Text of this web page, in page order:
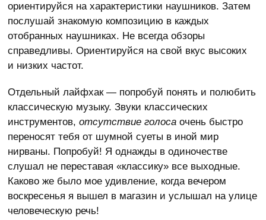
ориентируйся на характеристики наушников. Затем
послушай знакомую композицию в каждых
отобранных наушниках. Не всегда обзоры
справедливы. Ориентируйся на свой вкус высоких
и низких частот.
Отдельный лайфхак — попробуй понять и полюбить
классическую музыку. Звуки классических
инструментов,отсутствие голоса очень быстро
переносят тебя от шумной суеты в иной мир
нирваны. Попробуй! Я однажды в одиночестве
слушал не переставая «классику» все выходные.
Каково же было мое удивление, когда вечером
воскресенья я вышел в магазин и услышал на улице
человеческую речь!